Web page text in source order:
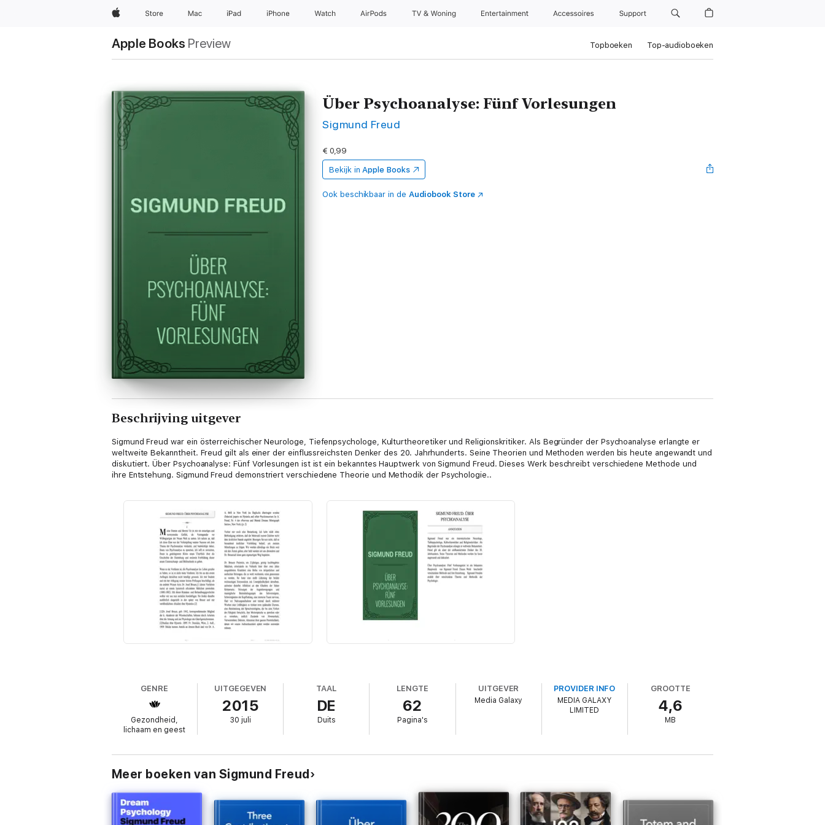
AppleStore Mac iPad iPhone Watch AirPods TV & Woning Entertainment Accessoires Support
Apple Books Preview Topboeken Top-audioboeken
Über Psychoanalyse: Fünf Vorlesungen
Sigmund Freud
€ 0,99
Bekijk in Apple Books
Ook beschikbaar in de Audiobook Store
Beschrijving uitgever
Sigmund Freud war ein österreichischer Neurologe, Tiefenpsychologe, Kulturtheoretiker und Religionskritiker. Als Begründer der Psychoanalyse erlangte er
weltweite Bekanntheit. Freud gilt als einer der einflussreichsten Denker des 20. Jahrhunderts. Seine Theorien und Methoden werden bis heute angewandt und
diskutiert. Über Psychoanalyse: Fünf Vorlesungen ist ist ein bekanntes Hauptwerk von Sigmund Freud. Dieses Werk beschreibt verschiedene Methode und
ihre Entstehung. Sigmund Freud demonstriert verschiedene Theorie und Methodik der Psychologie..
GENRE
Gezondheid,
lichaam en geest
UITGEGEVEN
2015
30 juli
TAAL
DE
Duits
LENGTE
62
Pagina's
UITGEVER
Media Galaxy
PROVIDER INFO
MEDIA GALAXY
LIMITED
GROOTTE
4,6
MB
Meer boeken van Sigmund Freud